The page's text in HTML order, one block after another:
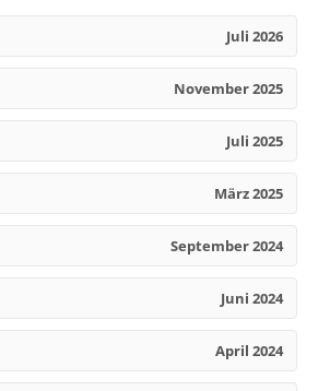
Juli 2026
November 2025
Juli 2025
März 2025
September 2024
Juni 2024
April 2024